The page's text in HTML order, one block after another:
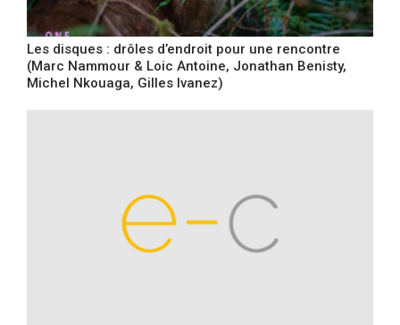
Les disques : drôles d’endroit pour une rencontre
(Marc Nammour & Loic Antoine, Jonathan Benisty,
Michel Nkouaga, Gilles Ivanez)